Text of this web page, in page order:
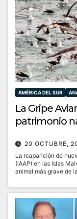
AMÉRICA DEL SUR
La Gripe
patrimonio
20 OCTUBRE,
La reaparición de
(IAAP) en las Islas
animal más grave de